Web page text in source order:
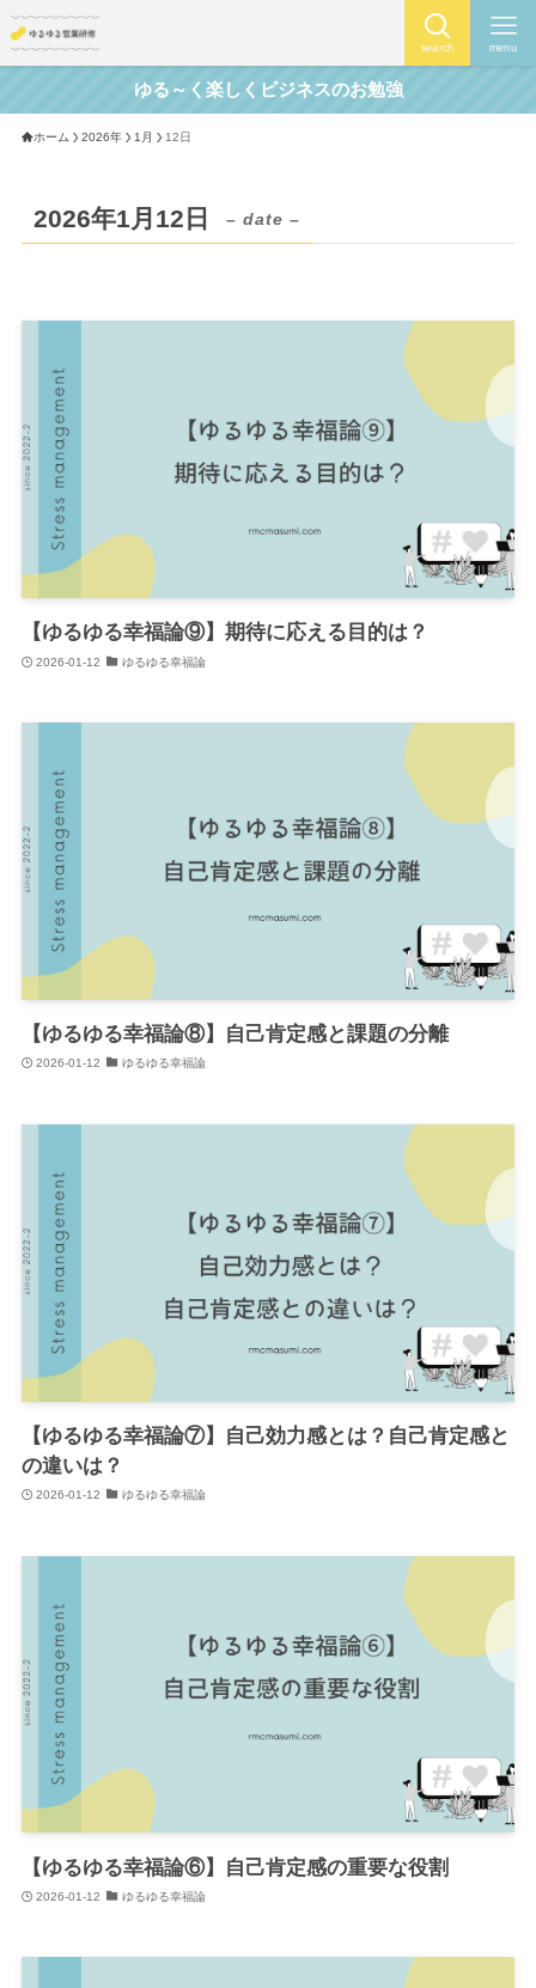
search menu
ゆる～く楽しくビジネスのお勉強
ホーム 2026年 1月 12日
2026年1月12日 – date –
【ゆるゆる幸福論⑨】期待に応える目的は？
2026-01-12 ゆるゆる幸福論
【ゆるゆる幸福論⑧】自己肯定感と課題の分離
2026-01-12 ゆるゆる幸福論
【ゆるゆる幸福論⑦】自己効力感とは？自己肯定感と
の違いは？
2026-01-12 ゆるゆる幸福論
【ゆるゆる幸福論⑥】自己肯定感の重要な役割
2026-01-12 ゆるゆる幸福論